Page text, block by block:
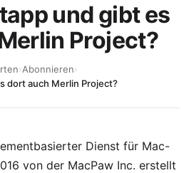
und gibt es
Project?
›Abonnieren›
dort auch Merlin Project?
Dienst für Mac-
von der MacPaw Inc. erstellt